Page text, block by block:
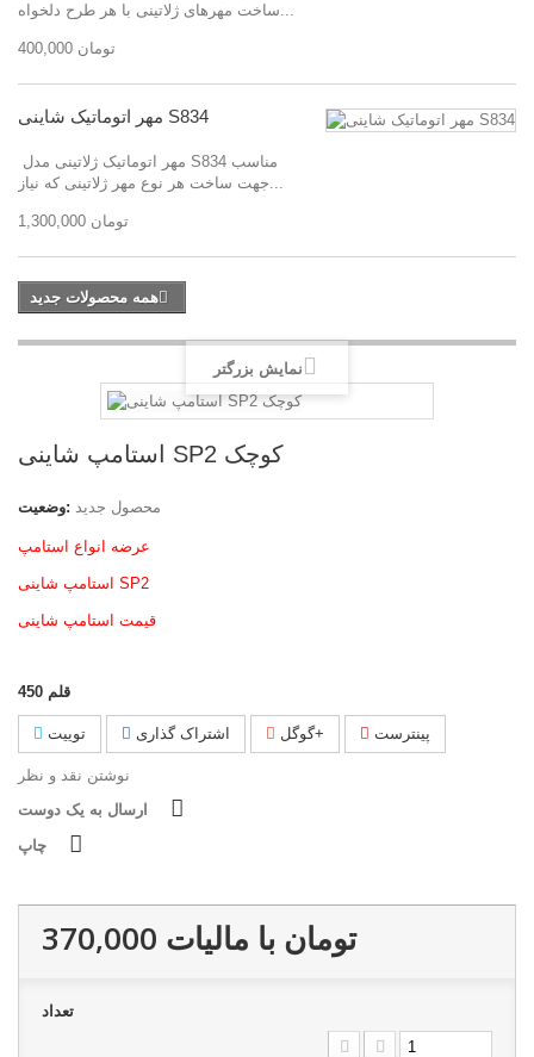
ساخت مهرهای ژلاتینی با هر طرح دلخواه...
400,000 تومان
مهر اتوماتیک شاینی S834
جهت ساخت هر نوع مهر ژلاتینی که نیاز...
1,300,000 تومان
همه محصولات جدید
نمایش بزرگتر
استامپ شاینی SP2 کوچک
وضعیت: محصول جدید
عرضه انواع استامپ
استامپ شاینی SP2
قیمت استامپ شاینی
450 قلم
توییت اشتراک گذاری گوگل+ پینترست
نوشتن نقد و نظر
ارسال به یک دوست
چاپ
370,000 تومان با ماليات
تعداد